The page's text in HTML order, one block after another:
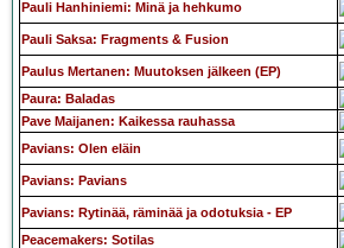
Pauli Hanhiniemi: Minä ja hehkumo
Pauli Saksa: Fragments & Fusion
Paulus Mertanen: Muutoksen jälkeen (EP)
Paura: Baladas
Pave Maijanen: Kaikessa rauhassa
Pavians: Olen eläin
Pavians: Pavians
Pavians: Rytinää, räminää ja odotuksia - EP
Peacemakers: Sotilas